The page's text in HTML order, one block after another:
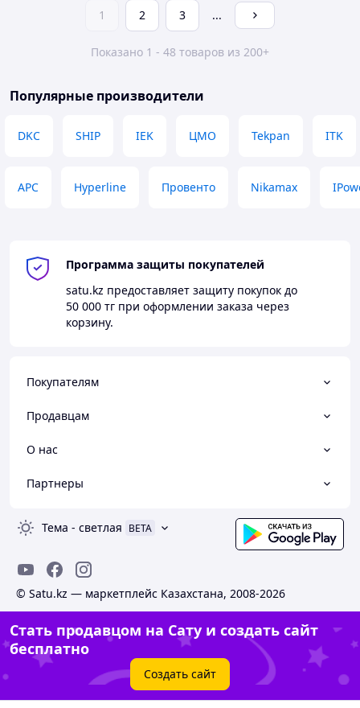
1 2 3 ...
Показано 1 - 48 товаров из 200+
Популярные производители
DKC SHIP IEK ЦМО Tekpan ITK
APC Hyperline Провенто Nikamax
Программа защиты покупателей
satu.kz предоставляет защиту покупок до
50 000 тг при оформлении заказа через
корзину.
Покупателям
Продавцам
О нас
Партнеры
Тема - светлая BETA
© Satu.kz — маркетплейс Казахстана, 2008-2026
Стать продавцом на Сату и создать сайт
бесплатно
Создать сайт